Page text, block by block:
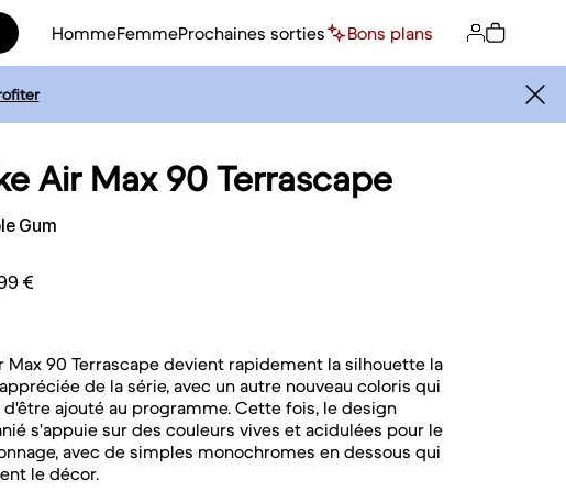
HommeFemmeProchaines sorties Bons plans
Air Max 90 Terrascape
Gum
€
Max 90 Terrascape devient rapidement la silhouette la
de la série, avec un autre nouveau coloris qui
ajouté au programme. Cette fois, le design
s'appuie sur des couleurs vives et acidulées pour le
avec de simples monochromes en dessous qui
le décor.